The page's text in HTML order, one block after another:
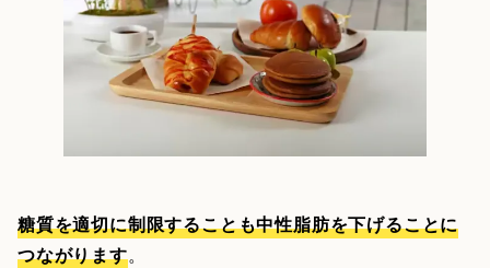
糖質を適切に制限することも中性脂肪を下げることに
つながります。